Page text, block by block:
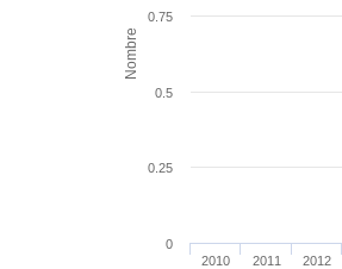
Nombre
2010 2011 2012
0
0.25
0.5
0.75